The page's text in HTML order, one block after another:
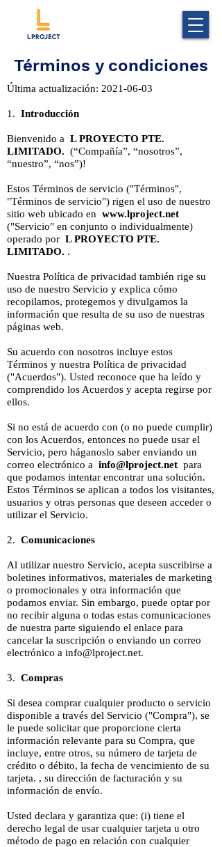
Términos y condiciones
Última actualización: 2021-06-03
1. Introducción
Bienvenido a L PROYECTO PTE.
LIMITADO. (“Compañía”, “nosotros”,
“nuestro”, “nos”)!
Estos Términos de servicio ("Términos",
"Términos de servicio") rigen el uso de nuestro
sitio web ubicado en www.lproject.net
("Servicio" en conjunto o individualmente)
operado por L PROYECTO PTE.
LIMITADO. .
Nuestra Política de privacidad también rige su
uso de nuestro Servicio y explica cómo
recopilamos, protegemos y divulgamos la
información que resulta de su uso de nuestras
páginas web.
Su acuerdo con nosotros incluye estos
Términos y nuestra Política de privacidad
("Acuerdos"). Usted reconoce que ha leído y
comprendido los Acuerdos y acepta regirse por
ellos.
Si no está de acuerdo con (o no puede cumplir)
con los Acuerdos, entonces no puede usar el
Servicio, pero háganoslo saber enviando un
correo electrónico a info@lproject.net para
que podamos intentar encontrar una solución.
Estos Términos se aplican a todos los visitantes,
usuarios y otras personas que deseen acceder o
utilizar el Servicio.
2. Comunicaciones
Al utilizar nuestro Servicio, acepta suscribirse a
boletines informativos, materiales de marketing
o promocionales y otra información que
podamos enviar. Sin embargo, puede optar por
no recibir alguna o todas estas comunicaciones
de nuestra parte siguiendo el enlace para
cancelar la suscripción o enviando un correo
electrónico a info@lproject.net.
3. Compras
Si desea comprar cualquier producto o servicio
disponible a través del Servicio ("Compra"), se
le puede solicitar que proporcione cierta
información relevante para su Compra, que
incluye, entre otros, su número de tarjeta de
crédito o débito, la fecha de vencimiento de su
tarjeta. , su dirección de facturación y su
información de envío.
Usted declara y garantiza que: (i) tiene el
derecho legal de usar cualquier tarjeta u otro
método de pago en relación con cualquier